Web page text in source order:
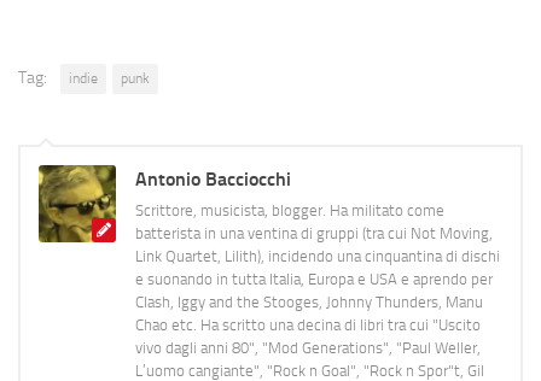
Tag: indie punk
Antonio Bacciocchi
Scrittore, musicista, blogger. Ha militato come
batterista in una ventina di gruppi (tra cui Not Moving,
Link Quartet, Lilith), incidendo una cinquantina di dischi
e suonando in tutta Italia, Europa e USA e aprendo per
Clash, Iggy and the Stooges, Johnny Thunders, Manu
Chao etc. Ha scritto una decina di libri tra cui "Uscito
vivo dagli anni 80", "Mod Generations", "Paul Weller,
L’uomo cangiante", "Rock n Goal", "Rock n Spor"t, Gil